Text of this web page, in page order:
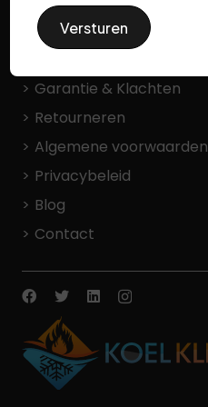
Betaalmethodes
Garantie & Klachten
Retourneren
Algemene voorwaarden
Privacybeleid
Blog
Contact